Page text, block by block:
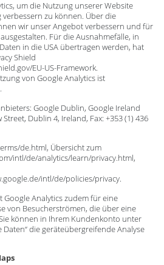
um die Nutzung unserer Website
zu können. Über die
wir unser Angebot verbessern und für
Für die Ausnahmefälle, in
in die USA übertragen werden, hat
Shield
EU-US-Framework.
von Google Analytics ist
Google Dublin, Google Ireland
Dublin 4, Ireland, Fax: +353 (1) 436
de.html, Übersicht zum
intl/de/analytics/learn/privacy.html,
intl/de/policies/privacy.
Google Analytics zudem für eine
von Besucherströmen, die über eine
können in Ihrem Kundenkonto unter
Daten“ die geräteübergreifende Analyse